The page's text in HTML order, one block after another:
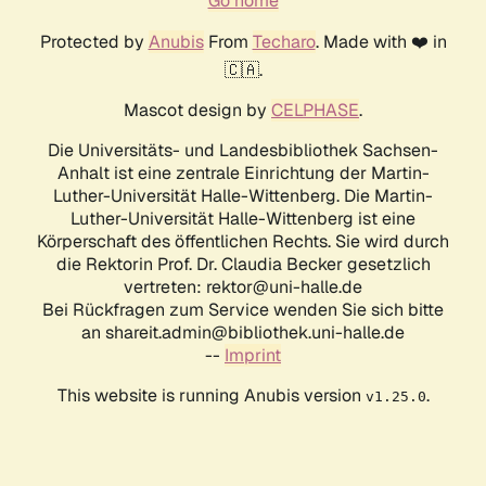
Protected by AnubisFrom Techaro. Made with ❤️ in
🇨🇦.
Mascot design by CELPHASE.
Die Universitäts- und Landesbibliothek Sachsen-
Anhalt ist eine zentrale Einrichtung der Martin-
Luther-Universität Halle-Wittenberg. Die Martin-
Luther-Universität Halle-Wittenberg ist eine
Körperschaft des öffentlichen Rechts. Sie wird durch
die Rektorin Prof. Dr. Claudia Becker gesetzlich
vertreten: rektor@uni-halle.de
Bei Rückfragen zum Service wenden Sie sich bitte
an shareit.admin@bibliothek.uni-halle.de
-- Imprint
This website is running Anubis version v1.25.0.